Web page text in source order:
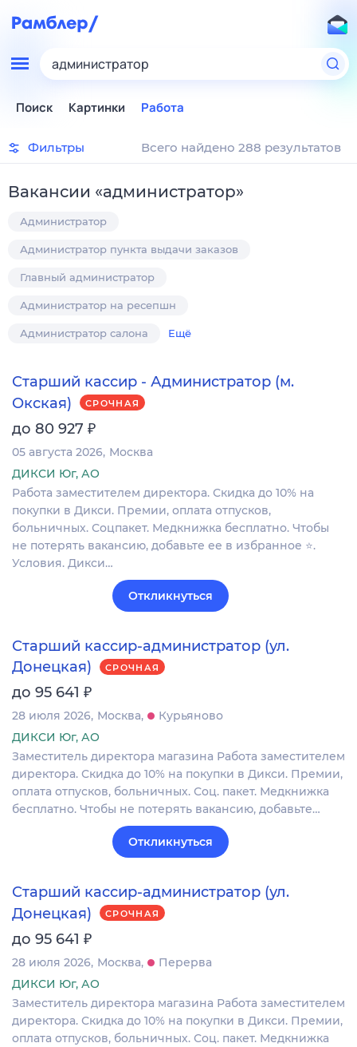
администратор
Поиск Картинки Работа
Фильтры Всего найдено 288 результатов
Вакансии «администратор»
Администратор
Администратор пункта выдачи заказов
Главный администратор
Администратор на ресепшн
Администратор салона Ещё
Старший кассир - Администратор (м.
Окская)
СРОЧНАЯ
до 80 927 ₽
05 августа 2026 Москва
ДИКСИ Юг, АО
Работа заместителем директора. Скидка до 10% на
покупки в Дикси. Премии, оплата отпусков,
больничных. Соцпакет. Медкнижка бесплатно. Чтобы
не потерять вакансию, добавьте ее в избранное ⭐.
Условия. Дикси…
Откликнуться
Старший кассир-администратор (ул.
Донецкая)
СРОЧНАЯ
до 95 641 ₽
28 июля 2026 Москва
Курьяново
ДИКСИ Юг, АО
Заместитель директора магазина Работа заместителем
директора. Скидка до 10% на покупки в Дикси. Премии,
оплата отпусков, больничных. Соц. пакет. Медкнижка
бесплатно. Чтобы не потерять вакансию, добавьте…
Откликнуться
Старший кассир-администратор (ул.
Донецкая)
СРОЧНАЯ
до 95 641 ₽
28 июля 2026 Москва
Перерва
ДИКСИ Юг, АО
Заместитель директора магазина Работа заместителем
директора. Скидка до 10% на покупки в Дикси. Премии,
оплата отпусков, больничных. Соц. пакет. Медкнижка